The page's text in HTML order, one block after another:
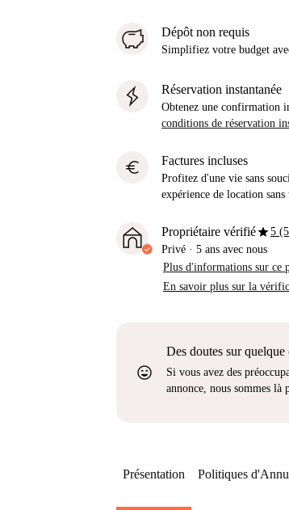
Dépôt non requis
Simplifiez votre budget
Réservation instantanée
Obtenez une confirmation
conditions de réservation
euro Factures incluses
Profitez d'une vie sans
expérience de location sans
Propriétaire vérifiéstar5
Privé · 5 ans avec nous
Plus d'informations sur ce
En savoir plus sur la
sentiment_very_satisfied
Des doutes sur quelque
Si vous avez des
annonce, nous sommes là
Présentation Politiques